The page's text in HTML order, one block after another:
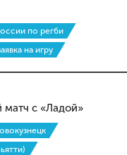
по регби
на игру
матч с «Ладой»